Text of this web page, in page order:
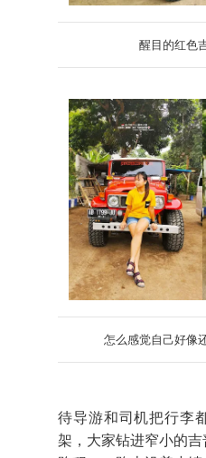
醒目的红色
怎么感觉自己好像
待导游和司机把行李
架，大家钻进窄小的